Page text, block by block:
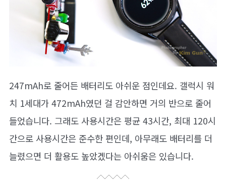
247mAh로 줄어든 배터리도 아쉬운 점인데요. 갤럭시 워
치 1세대가 472mAh였던 걸 감안하면 거의 반으로 줄어
들었습니다. 그래도 사용시간은 평균 43시간, 최대 120시
간으로 사용시간은 준수한 편인데, 아무래도 배터리를 더
늘렸으면 더 활용도 높았겠다는 아쉬움은 있습니다.